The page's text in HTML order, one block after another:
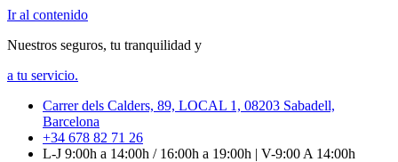
Ir al contenido
Nuestros seguros, tu tranquilidad y
a tu servicio.
Carrer dels Calders, 89, LOCAL 1, 08203 Sabadell,
Barcelona
+34 678 82 71 26
L-J 9:00h a 14:00h / 16:00h a 19:00h | V-9:00 A 14:00h